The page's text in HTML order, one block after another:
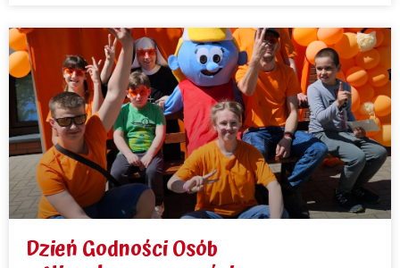
Dzień Godności Osób